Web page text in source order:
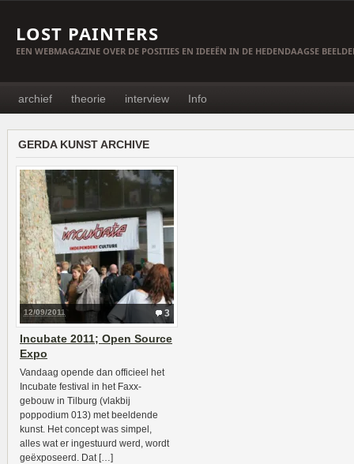
LOST PAINTERS
EEN WEBMAGAZINE OVER DE POSITIES EN IDEEËN IN DE HEDENDAAGSE
archief theorie interview Info
GERDA KUNST ARCHIVE
3
12/09/2011
Incubate 2011; Open Source
Expo
Vandaag opende dan officieel het
Incubate festival in het Faxx-
gebouw in Tilburg (vlakbij
poppodium 013) met beeldende
kunst. Het concept was simpel,
alles wat er ingestuurd werd, wordt
geëxposeerd. Dat […]